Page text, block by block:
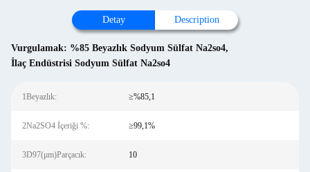
Detay Description
Vurgulamak: %85 Beyazlık Sodyum Sülfat Na2so4,
İlaç Endüstrisi Sodyum Sülfat Na2so4
1Beyazlık: ≥%85,1
2Na2SO4 İçeriği %: ≥99,1%
3D97(μm)Parçacık: 10